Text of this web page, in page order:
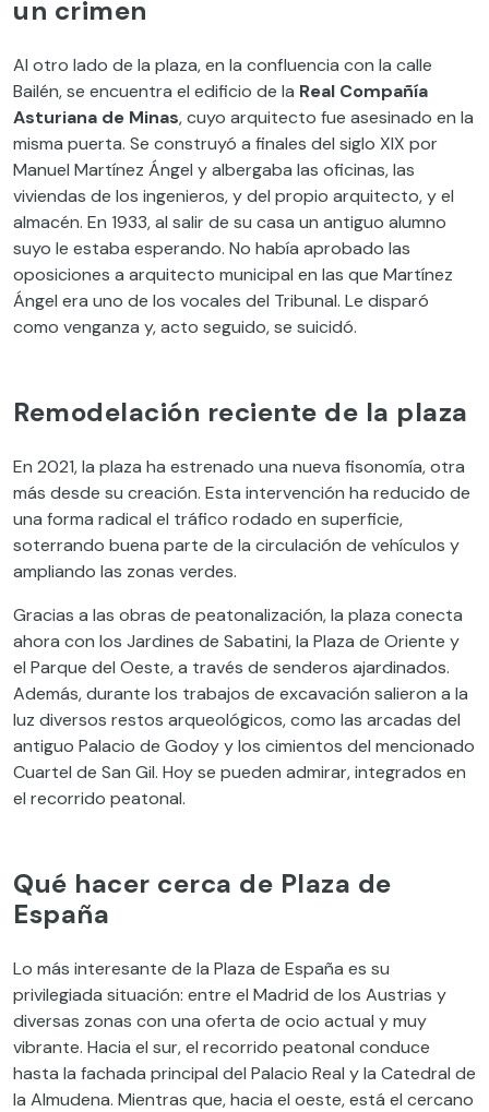
un crimen
Al otro lado de la plaza, en la confluencia con la calle
Bailén, se encuentra el edificio de la Real Compañía
Asturiana de Minas, cuyo arquitecto fue asesinado en la
misma puerta. Se construyó a finales del siglo XIX por
Manuel Martínez Ángel y albergaba las oficinas, las
viviendas de los ingenieros, y del propio arquitecto, y el
almacén. En 1933, al salir de su casa un antiguo alumno
suyo le estaba esperando. No había aprobado las
oposiciones a arquitecto municipal en las que Martínez
Ángel era uno de los vocales del Tribunal. Le disparó
como venganza y,acto seguido,se suicidó.
Remodelación reciente de la plaza
En 2021, la plaza ha estrenado una nueva fisonomía, otra
más desde su creación. Esta intervención ha reducido de
una forma radical el tráfico rodado en superficie,
soterrando buena parte de la circulación de vehículos y
ampliando las zonas verdes.
Gracias a las obras de peatonalización, la plaza conecta
ahora con los Jardines de Sabatini, la Plaza de Oriente y
el Parque del Oeste, a través de senderos ajardinados.
Además, durante los trabajos de excavación salieron a la
luz diversos restos arqueológicos, como las arcadas del
antiguo Palacio de Godoy y los cimientos del mencionado
Cuartel de San Gil. Hoy se pueden admirar, integrados en
el recorrido peatonal.
Qué hacer cerca de Plaza de
España
Lo más interesante de la Plaza de España es su
privilegiada situación: entre el Madrid de los Austrias y
diversas zonas con una oferta de ocio actual y muy
vibrante. Hacia el sur, el recorrido peatonal conduce
hasta la fachada principal del Palacio Real y la Catedral de
la Almudena. Mientras que, hacia el oeste, está el cercano